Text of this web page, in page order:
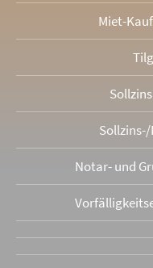
Miet-
Notar- und